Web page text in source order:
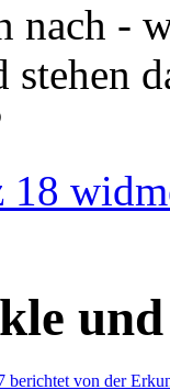
nach -
stehen
von der